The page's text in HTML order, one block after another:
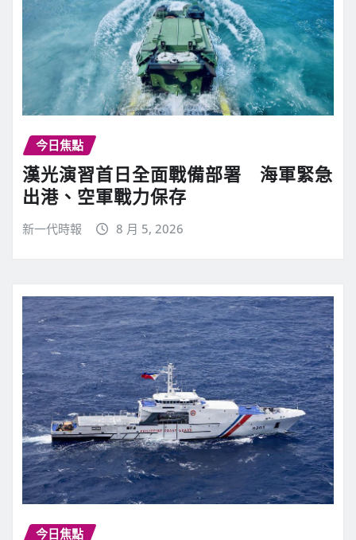
今日焦點
漢光演習首日全面戰備部署 海軍緊急
出港、空軍戰力保存
新一代時報 8 月 5, 2026
今日焦點